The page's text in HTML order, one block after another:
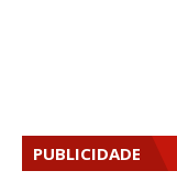
PUBLICIDADE